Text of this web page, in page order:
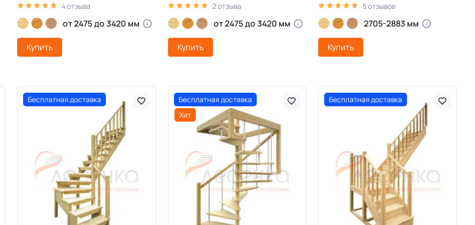
4 отзыва
от 2475 до 3420 мм
Купить
2 отзыва
от 2475 до 3420 мм
Купить
5 отзывов
2705-2883 мм
Купить
Бесплатная доставка
Бесплатная доставка
Хит
Бесплатная доставка